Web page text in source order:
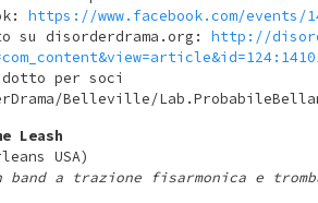
https://www.facebook.com/events/
su disorderdrama.org: http://
per soci
Belleville/
Leash
USA)
band a trazione fisarmonica e